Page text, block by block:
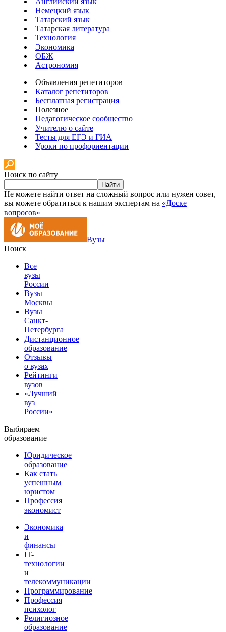
Немецкий язык
Татарский язык
Татарская литература
Технология
Экономика
ОБЖ
Астрономия
Объявления репетиторов
Каталог репетиторов
Бесплатная регистрация
Полезное
Педагогическое сообщество
Учителю о сайте
Тесты для ЕГЭ и ГИА
Уроки по профориентации
Поиск по сайту
Найти
Не можете найти ответ на сложный вопрос или нужен совет,
вы можете обратиться к нашим экспертам на «Доске
вопросов»
Вузы
Поиск
Все
вузы
России
Вузы
Москвы
Вузы
Санкт-
Петербурга
Дистанционное
образование
Отзывы
о вузах
Рейтинги
вузов
«Лучший
вуз
России»
Выбираем
образование
Юридическое
образование
Как стать
успешным
юристом
Профессия
экономист
Экономика
и
финансы
IT-
технологии
и
телекоммуникации
Программирование
Профессия
психолог
Религиозное
образование